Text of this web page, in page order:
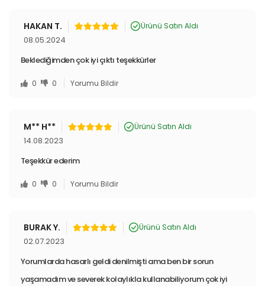
HAKAN T. Ürünü Satın Aldı
08.05.2024
Beklediğimden çok iyi çıktı teşekkürler
0 0 Yorumu Bildir
M** H** Ürünü Satın Aldı
14.08.2023
Teşekkür ederim
0 0 Yorumu Bildir
BURAK Y. Ürünü Satın Aldı
02.07.2023
Yorumlarda hasarlı geldi denilmişti ama ben bir sorun
yaşamadım ve severek kolaylıkla kullanabiliyorum çok iyi